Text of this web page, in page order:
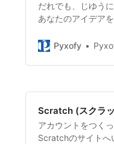
だれでも、じゆう
あなたのアイデア
みましょう！
Pyxofy
Scratch (スクラ
アカウントをつく
Scratchのサイトへ